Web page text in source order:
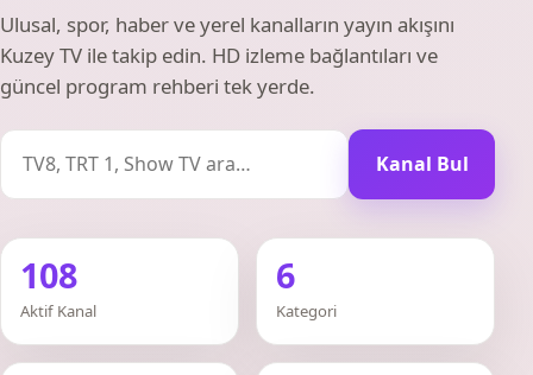
Ulusal, spor, haber ve yerel kanalların yayın akışını
Kuzey TV ile takip edin. HD izleme bağlantıları ve
güncel program rehberi tek yerde.
Kanal Bul
108
Aktif Kanal
6
Kategori